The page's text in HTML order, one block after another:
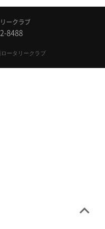
ークラブ
8488
ータリークラブ